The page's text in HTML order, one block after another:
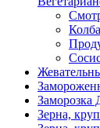
Заморозка
Зерна,